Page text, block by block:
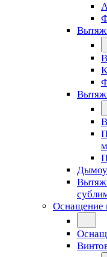
Оснащение